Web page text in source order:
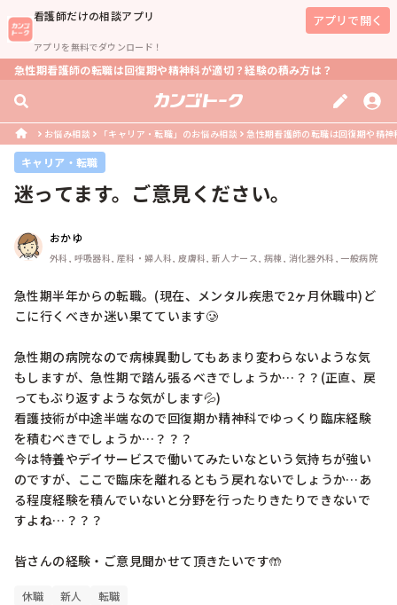
看護師だけの相談アプリ
アプリを無料でダウンロード！
アプリで開く
急性期看護師の転職は回復期や精神科が適切？経験の積み方は？
お悩み相談 「キャリア・転職」のお悩み相談 急性期看護師の転職は回復期や精
キャリア・転職
迷ってます。ご意見ください。
おかゆ
外科, 呼吸器科, 産科・婦人科, 皮膚科, 新人ナース, 病棟, 消化器外科, 一般病院
急性期半年からの転職。(現在、メンタル疾患で2ヶ月休職中)ど
こに行くべきか迷い果てています🥲
急性期の病院なので病棟異動してもあまり変わらないような気
もしますが、急性期で踏ん張るべきでしょうか…？？(正直、戻
ってもぶり返すような気がします💦)
看護技術が中途半端なので回復期か精神科でゆっくり臨床経験
を積むべきでしょうか…？？？
今は特養やデイサービスで働いてみたいなという気持ちが強い
のですが、ここで臨床を離れるともう戻れないでしょうか…あ
る程度経験を積んでいないと分野を行ったりきたりできないで
すよね…？？？
皆さんの経験・ご意見聞かせて頂きたいです🤲
休職 新人 転職